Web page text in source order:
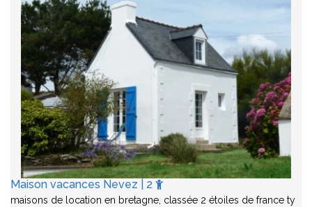
Maison vacances Nevez | 2
maisons de location en bretagne, classée 2 étoiles de france ty